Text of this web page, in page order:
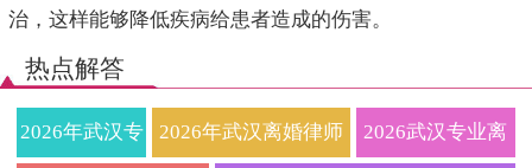
治，这样能够降低疾病给患者造成的伤害。
热点解答
2026年武汉专 2026年武汉离婚律师 2026武汉专业离